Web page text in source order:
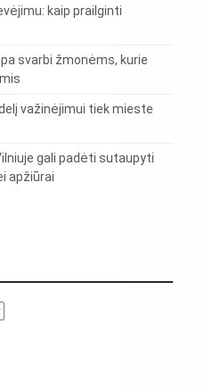
kaip prailginti
svarbi žmonėms, kurie
važinėjimui tiek mieste
gali padėti sutaupyti
apžiūrai